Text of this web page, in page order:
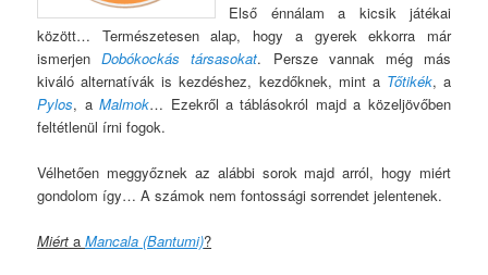
Első énnálam a kicsik játékai
között… Természetesen alap, hogy a gyerek ekkorra már
ismerjenDobókockás társasokat. Persze vannak még más
kiváló alternatívák is kezdéshez, kezdőknek, mint a Tőtikék, a
Pylos, aMalmok… Ezekről a táblásokról majd a közeljövőben
feltétlenül írni fogok.
Vélhetően meggyőznek az alábbi sorok majd arról, hogy miért
gondolom így… A számok nem fontossági sorrendet jelentenek.
Miért aMancala (Bantumi)?